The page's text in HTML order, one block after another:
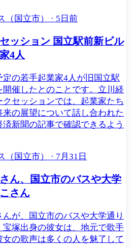
（国立市） · 5日前
ッション 国立駅前新ビル
4人
の若手起業家4人が旧国立駅
催したとのことです。立川経
セッションでは、起業家たち
の展望について話し合われた
新聞の記事で確認できるよう
（国立市） · 7月31日
ん、国立市のバスや大学
さん
が、国立市のバスや大学通り
塚出身の彼女は、地元で歌手
の歌声は多くの人を魅了して